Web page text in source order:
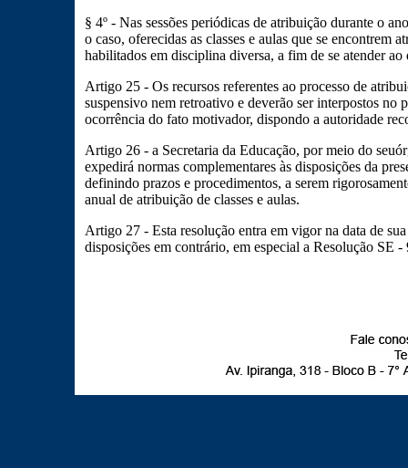
§ 4º - Nas sessões periódicas de atribuição durante o
o caso, oferecidas as classes e aulas que se encontrem
habilitados em disciplina diversa, a fim de se atender
Artigo 25 - Os recursos referentes ao processo de
suspensivo nem retroativo e deverão ser interpostos no
ocorrência do fato motivador, dispondo a autoridade
Artigo 26 - a Secretaria da Educação, por meio do
expedirá normas complementares às disposições da
definindo prazos e procedimentos, a serem
anual de atribuição de classes e aulas.
Artigo 27 - Esta resolução entra em vigor na data de
disposições em contrário, em especial a Resolução SE